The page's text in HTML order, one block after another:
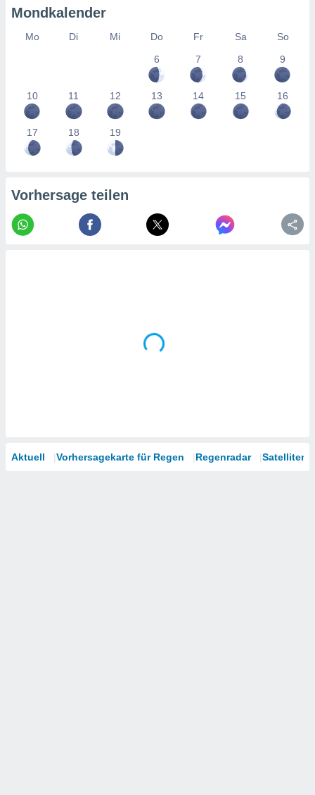
durch
von
1199
Mondkalender
Mo Di Mi Do Fr Sa
So
6
7 8 9
10 11 12 13 14 15 16
17 18 19
Vorhersage teilen
Aktuell Vorhersagekarte für Regen Regenradar Satelliten